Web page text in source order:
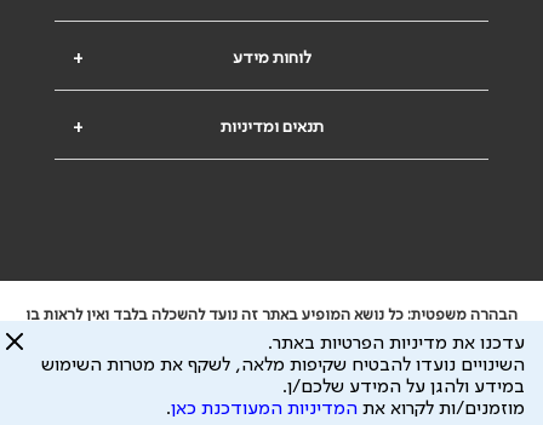
+ לוחות מידע
+ תנאים ומדיניות
הבהרה משפטית: כל נושא המופיע באתר זה נועד להשכלה בלבד ואין לראות בו
ייעוץ רפואי או משפטי. אין הר"י אחראית לתוכן המתפרסם באתר זה ולכל נזק
שעלול להיגרם.
ידוע לי שהר"י אוספת ושומרת מידע אישי לצורך מתן השרות וכי חלק ממנו עשוי
להיות מועבר לצדדים שלישיים, הכל בכפוף למדיניות הפרטיות
עדכנו את מדיניות הפרטיות באתר.
השינויים נועדו להבטיח שקיפות מלאה, לשקף את מטרות השימוש
במידע ולהגן על המידע שלכם/ן.
מוזמנים/ות לקרוא את המדיניות המעודכנת כאן.